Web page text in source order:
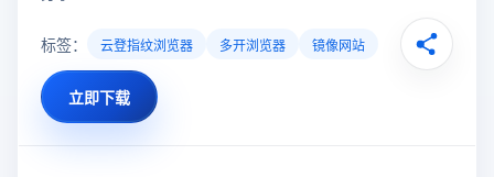
标签： 云登指纹浏览器 多开浏览器 镜像网站
立即下载